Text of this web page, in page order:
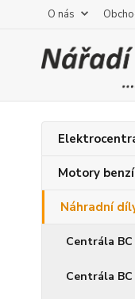
O nás
Motory
Náhradní
Centrála BC
Centrála BC